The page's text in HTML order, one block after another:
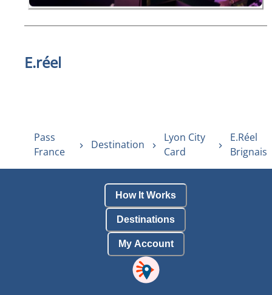
E.réel
Pass
France
Destination
Lyon City
Card
E.Réel
Brignais
How It Works
Destinations
My Account